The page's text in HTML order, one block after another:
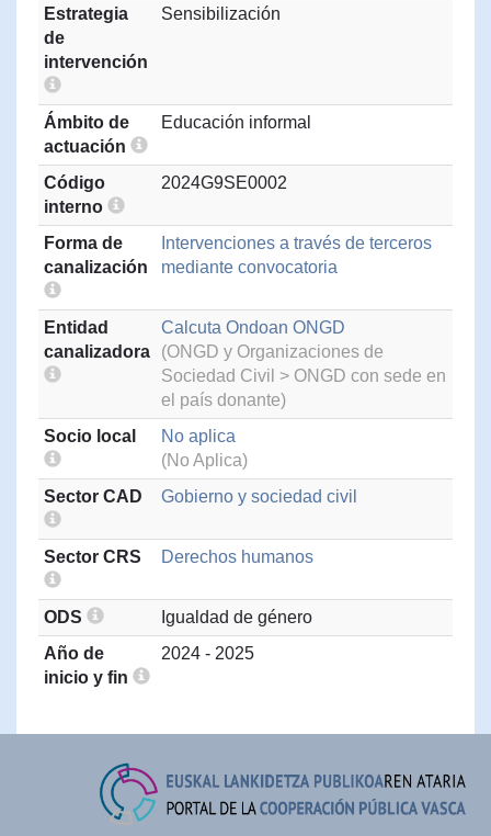
Estrategia
de
intervención
Sensibilización
Ámbito de
actuación
Educación informal
Código
interno
2024G9SE0002
Forma de
canalización
Intervenciones a través de terceros
mediante convocatoria
Entidad
canalizadora
Calcuta Ondoan ONGD
(ONGD y Organizaciones de
Sociedad Civil > ONGD con sede en
el país donante)
Socio local
No aplica
(No Aplica)
Sector CAD
Gobierno y sociedad civil
Sector CRS Derechos humanos
ODS
Igualdad de género
Año de
inicio y fin
2024 - 2025